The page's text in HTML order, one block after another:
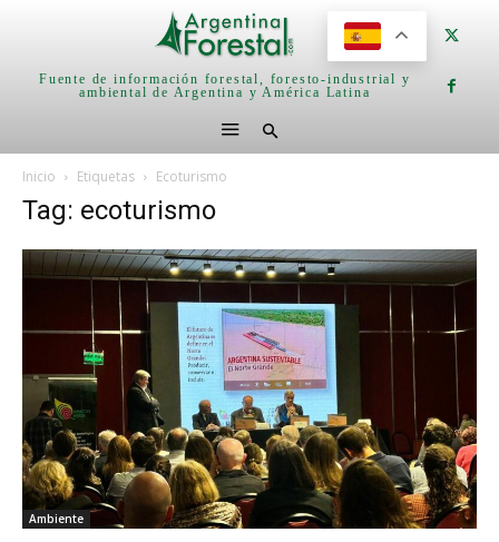
Fuente de información forestal, foresto-industrial y
ambiental de Argentina y América Latina
Inicio Etiquetas Ecoturismo
Tag: ecoturismo
Ambiente